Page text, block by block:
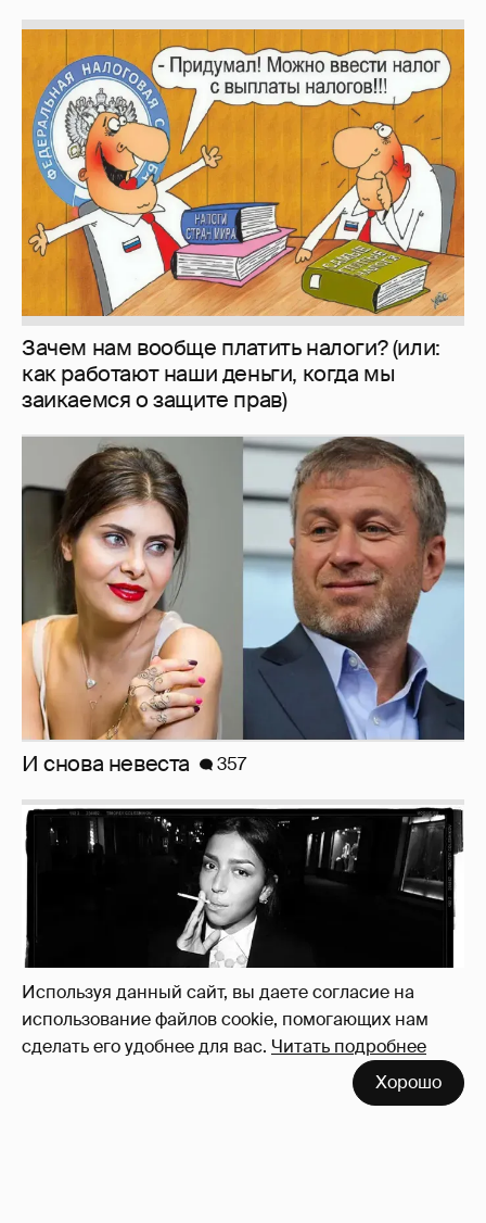
Используя данный сайт, вы даете согласие на
использование файлов cookie, помогающих нам
сделать его удобнее для вас. Читать подробнее
Хорошо
Зачем нам вообще платить налоги? (или:
как работают наши деньги, когда мы
заикаемся о защите прав)
И снова невеста 357
Рублёвские дочки 187